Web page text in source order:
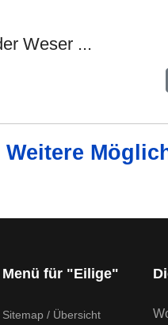
Weser ...
Weitere
Menü für "Eilige"
Sitemap / Übersicht